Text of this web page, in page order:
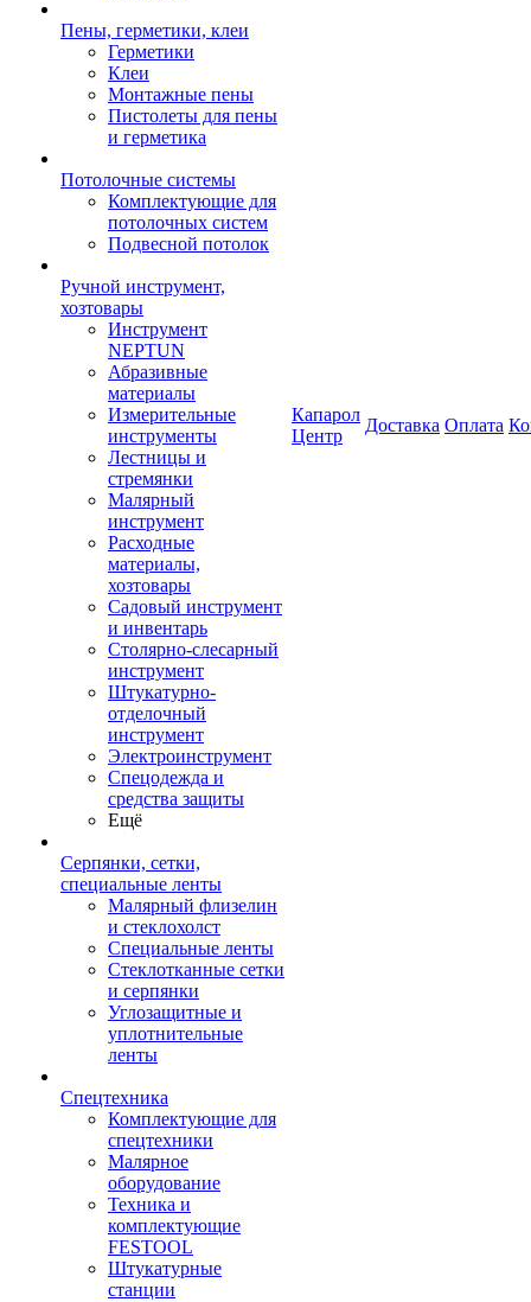
Пены, герметики, клеи
Герметики
Клеи
Монтажные пены
Пистолеты для пены
и герметика
Потолочные системы
Комплектующие для
потолочных систем
Подвесной потолок
Ручной инструмент,
хозтовары
Инструмент
NEPTUN
Абразивные
материалы
Измерительные
инструменты
Лестницы и
стремянки
Малярный
инструмент
Расходные
материалы,
хозтовары
Садовый инструмент
и инвентарь
Столярно-слесарный
инструмент
Штукатурно-
отделочный
инструмент
Электроинструмент
Спецодежда и
средства защиты
Ещё
Серпянки, сетки,
специальные ленты
Малярный флизелин
и стеклохолст
Специальные ленты
Стеклотканные сетки
и серпянки
Углозащитные и
уплотнительные
ленты
Спецтехника
Комплектующие для
спецтехники
Малярное
оборудование
Техника и
комплектующие
FESTOOL
Штукатурные
станции
Капарол
Центр
Доставка Оплата